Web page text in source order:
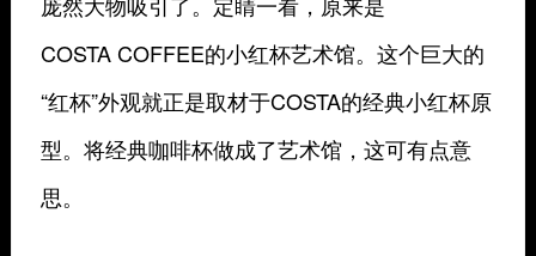
COSTA COFFEE的小红杯艺术馆。这个巨大的
“红杯”外观就正是取材于COSTA的经典小红杯原
型。将经典咖啡杯做成了艺术馆，这可有点意
思。